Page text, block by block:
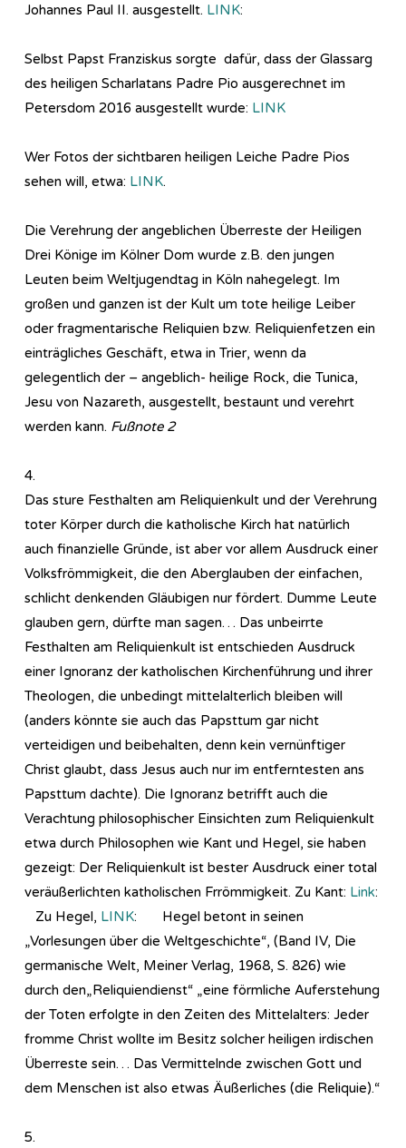
Johannes Paul II. ausgestellt. LINK:
Selbst Papst Franziskus sorgte dafür, dass der Glassarg
des heiligen Scharlatans Padre Pio ausgerechnet im
Petersdom 2016 ausgestellt wurde: LINK
Wer Fotos der sichtbaren heiligen Leiche Padre Pios
sehen will, etwa: LINK.
Die Verehrung der angeblichen Überreste der Heiligen
Drei Könige im Kölner Dom wurde z.B. den jungen
Leuten beim Weltjugendtag in Köln nahegelegt. Im
großen und ganzen ist der Kult um tote heilige Leiber
oder fragmentarische Reliquien bzw. Reliquienfetzen ein
einträgliches Geschäft, etwa in Trier, wenn da
gelegentlich der – angeblich- heilige Rock, die Tunica,
Jesu von Nazareth, ausgestellt, bestaunt und verehrt
werden kann. Fußnote 2
4.
Das sture Festhalten am Reliquienkult und der Verehrung
toter Körper durch die katholische Kirch hat natürlich
auch finanzielle Gründe, ist aber vor allem Ausdruck einer
Volksfrömmigkeit, die den Aberglauben der einfachen,
schlicht denkenden Gläubigen nur fördert. Dumme Leute
glauben gern, dürfte man sagen… Das unbeirrte
Festhalten am Reliquienkult ist entschieden Ausdruck
einer Ignoranz der katholischen Kirchenführung und ihrer
Theologen, die unbedingt mittelalterlich bleiben will
(anders könnte sie auch das Papsttum gar nicht
verteidigen und beibehalten, denn kein vernünftiger
Christ glaubt, dass Jesus auch nur im entferntesten ans
Papsttum dachte). Die Ignoranz betrifft auch die
Verachtung philosophischer Einsichten zum Reliquienkult
etwa durch Philosophen wie Kant und Hegel, sie haben
gezeigt: Der Reliquienkult ist bester Ausdruck einer total
veräußerlichten katholischen Frrömmigkeit. Zu Kant: Link:
Zu Hegel, LINK: Hegel betont in seinen
„Vorlesungen über die Weltgeschichte“, (Band IV, Die
germanische Welt, Meiner Verlag, 1968, S. 826) wie
durch den„Reliquiendienst“ „eine förmliche Auferstehung
der Toten erfolgte in den Zeiten des Mittelalters: Jeder
fromme Christ wollte im Besitz solcher heiligen irdischen
Überreste sein… Das Vermittelnde zwischen Gott und
dem Menschen ist also etwas Äußerliches (die Reliquie).“
5.